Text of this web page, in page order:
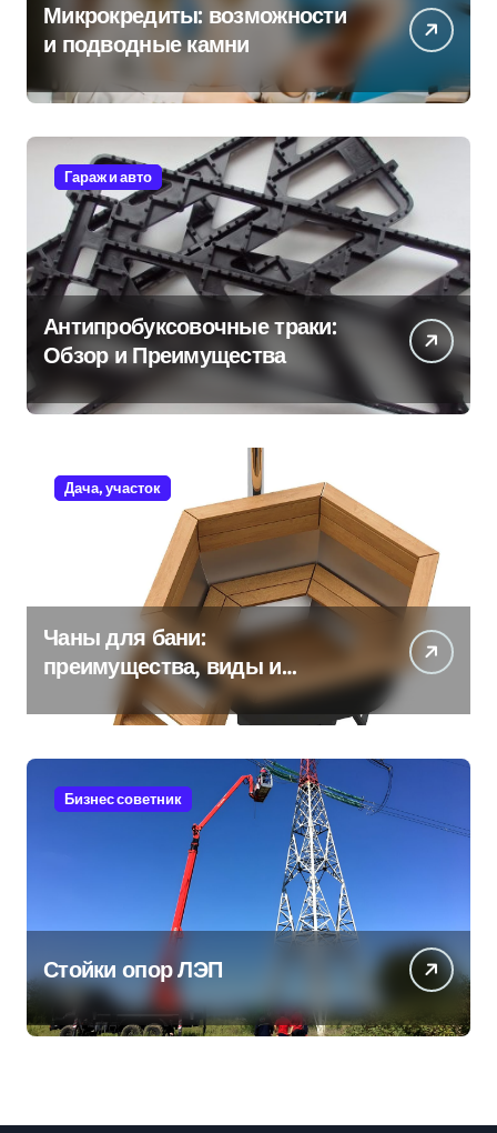
Микрокредиты: возможности
и подводные камни
Гараж и авто
Антипробуксовочные траки:
Обзор и Преимущества
Дача, участок
Чаны для бани:
преимущества, виды и
особенности использования
Бизнес советник
Стойки опор ЛЭП